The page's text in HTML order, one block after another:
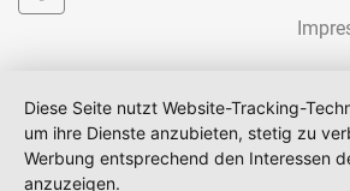
Diese Seite nutzt Website-Tracking-
um ihre Dienste anzubieten, stetig zu
Werbung entsprechend den Interessen
anzuzeigen.